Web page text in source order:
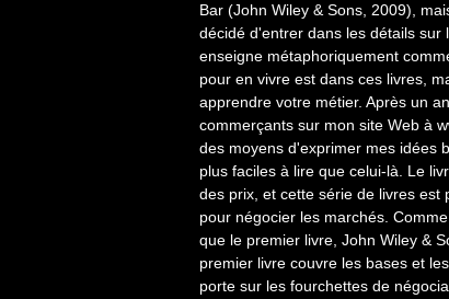
Bar (John Wiley & Sons, 2009),
décidé d'entrer dans les détails
enseigne métaphoriquement
pour en vivre est dans ces livres,
apprendre votre métier. Après un
commerçants sur mon site Web à
des moyens d'exprimer mes idées
plus faciles à lire que celui-là. Le
des prix, et cette série de livres est
pour négocier les marchés.
que le premier livre, John Wiley &
premier livre couvre les bases et
porte sur les fourchettes de